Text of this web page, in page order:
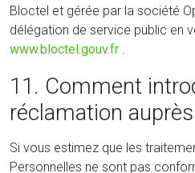
Bloctel et gérée par la société
délégation de service public en
www.bloctel.gouv.fr .
11. Comment
réclamation
Si vous estimez que les
Personnelles ne sont pas